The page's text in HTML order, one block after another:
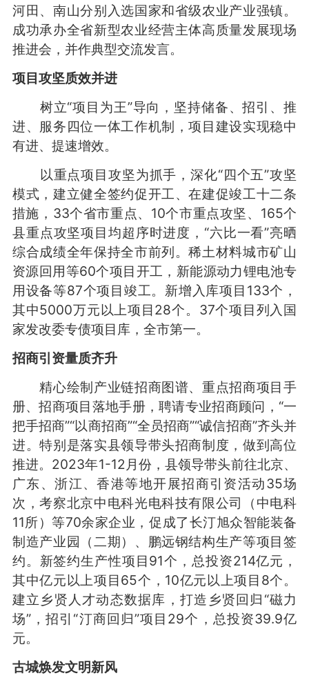
河田、南山分别入选国家和省级农业产业强镇。
成功承办全省新型农业经营主体高质量发展现场
推进会，并作典型交流发言。
项目攻坚质效并进
树立“项目为王”导向，坚持储备、招引、推
进、服务四位一体工作机制，项目建设实现稳中
有进、提速增效。
以重点项目攻坚为抓手，深化“四个五”攻坚
模式，建立健全签约促开工、在建促竣工十二条
措施，33个省市重点、10个市重点攻坚、165个
县重点攻坚项目均超序时进度，“六比一看”亮晒
综合成绩全年保持全市前列。稀土材料城市矿山
资源回用等60个项目开工，新能源动力锂电池专
用设备等87个项目竣工。新增入库项目133个，
其中5000万元以上项目28个。37个项目列入国
家发改委专债项目库，全市第一。
招商引资量质齐升
精心绘制产业链招商图谱、重点招商项目手
册、招商项目落地手册，聘请专业招商顾问，“一
把手招商”“以商招商”“全员招商”“诚信招商”齐头并
进。特别是落实县领导带头招商制度，做到高位
推进。2023年1-12月份，县领导带头前往北京、
广东、浙江、香港等地开展招商引资活动35场
次，考察北京中电科光电科技有限公司（中电科
11所）等70余家企业，促成了长汀旭众智能装备
制造产业园（二期）、鹏远钢结构生产等项目签
约。新签约生产性项目91个，总投资214亿元，
其中亿元以上项目65个，10亿元以上项目8个。
建立乡贤人才动态数据库，打造乡贤回归“磁力
场”，招引“汀商回归”项目29个，总投资39.9亿
元。
古城焕发文明新风